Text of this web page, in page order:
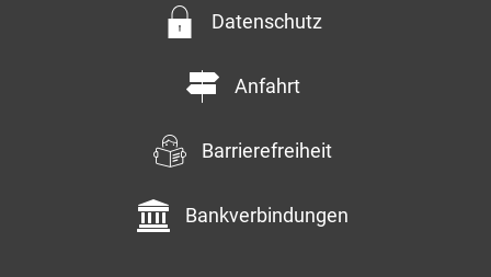
Datenschutz
Anfahrt
Barrierefreiheit
Bankverbindungen